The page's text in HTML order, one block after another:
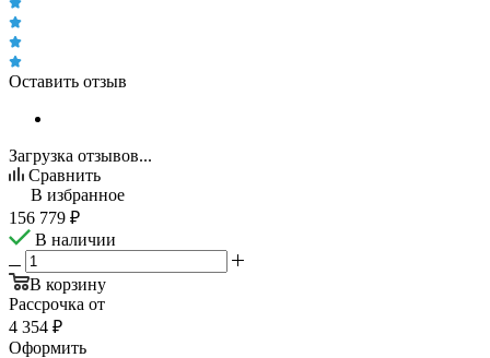
Оставить отзыв
Загрузка отзывов...
Сравнить
В избранное
156 779 ₽
В наличии
В корзину
Рассрочка от
4 354 ₽
Оформить